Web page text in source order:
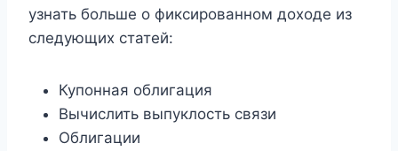
узнать больше о фиксированном доходе из
следующих статей:
Купонная облигация
Вычислить выпуклость связи
Облигации